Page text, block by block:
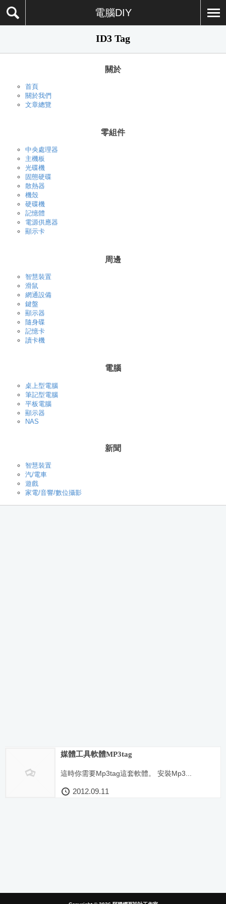
電腦DIY
ID3 Tag
關於
首頁
關於我們
文章總覽
零組件
中央處理器
主機板
光碟機
固態硬碟
散熱器
機殼
硬碟機
記憶體
電源供應器
顯示卡
周邊
智慧裝置
滑鼠
網通設備
鍵盤
顯示器
隨身碟
記憶卡
讀卡機
電腦
桌上型電腦
筆記型電腦
平板電腦
顯示器
NAS
新聞
智慧裝置
汽/電車
遊戲
家電/音響/數位攝影
媒體工具軟體MP3tag
這時你需要Mp3tag這套軟體。 安裝Mp3...
2012.09.11